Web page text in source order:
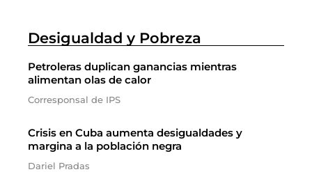
Desigualdad y Pobreza
Petroleras duplican ganancias mientras
alimentan olas de calor
Corresponsal de IPS
Crisis en Cuba aumenta desigualdades y
margina a la población negra
Dariel Pradas